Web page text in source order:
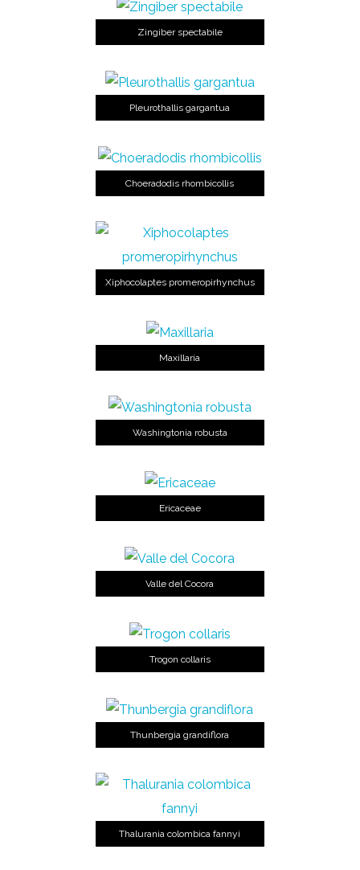
Zingiber spectabile
Pleurothallis gargantua
Choeradodis rhombicollis
Xiphocolaptes promeropirhynchus
Maxillaria
Washingtonia robusta
Ericaceae
Valle del Cocora
Trogon collaris
Thunbergia grandiflora
Thalurania colombica fannyi